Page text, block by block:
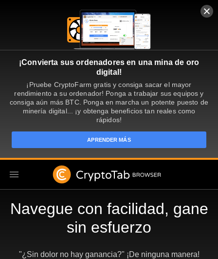
¡Convierta sus ordenadores en una mina de oro
digital!
¡Pruebe CryptoFarm gratis y consiga sacar el mayor
rendimiento a su ordenador! Ponga a trabajar sus equipos y
consiga aún más BTC. Ponga en marcha un potente puesto de
minería digital... ¡y obtenga beneficios tan reales como
rápidos!
APRENDER MÁS
Navegue con facilidad, gane
sin esfuerzo
"¿Sin dolor no hay ganancia?" ¡De ninguna manera!